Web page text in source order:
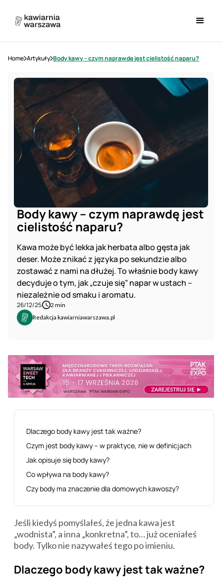
Home Artykuły Body kawy – czym naprawdę jest cielistość naparu?
Body kawy – czym naprawdę jest
cielistość naparu?
Kawa może być lekka jak herbata albo gęsta jak
deser. Może znikać z języka po sekundzie albo
zostawać z nami na dłużej. To właśnie body kawy
decyduje o tym, jak „czuje się” napar w ustach –
niezależnie od smaku i aromatu.
26/12/25
2 min
Redakcja kawiarniawarszawa.pl
Dlaczego body kawy jest tak ważne?
Czym jest body kawy – w praktyce, nie w definicjach
Jak opisuje się body kawy?
Co wpływa na body kawy?
Czy body ma znaczenie dla domowych kawoszy?
Jeśli kiedyś pomyślałeś, że jedna kawa jest
„wodnista”, a inna „konkretna”, to… już oceniałeś
body. Tylko nie nazywałeś tego po imieniu.
Dlaczego body kawy jest tak ważne?